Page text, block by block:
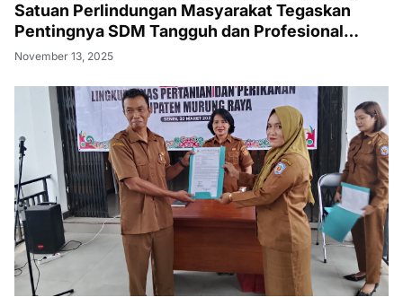
Satuan Perlindungan Masyarakat Tegaskan
Pentingnya SDM Tangguh dan Profesional
Hadapi Tantangan Keamanan Daerah
November 13, 2025